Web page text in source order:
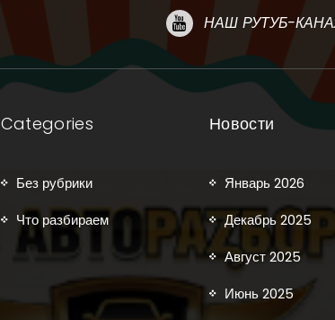
НАШ РУТУБ-
Categories
Без рубрики
Что разбираем
Новости
Январь 2026
Декабрь 2025
Август 2025
Июнь 2025